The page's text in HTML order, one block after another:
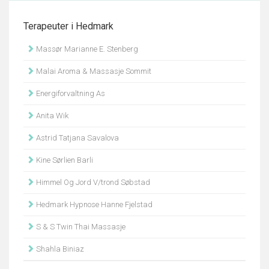
Terapeuter i Hedmark
Massør Marianne E. Stenberg
Malai Aroma & Massasje Sommit
Energiforvaltning As
Anita Wik
Astrid Tatjana Savalova
Kine Sørlien Barli
Himmel Og Jord V/trond Søbstad
Hedmark Hypnose Hanne Fjelstad
S & S Twin Thai Massasje
Shahla Biniaz